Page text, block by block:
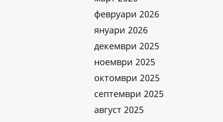
февруари 2026
януари 2026
декември 2025
ноември 2025
октомври 2025
септември 2025
август 2025